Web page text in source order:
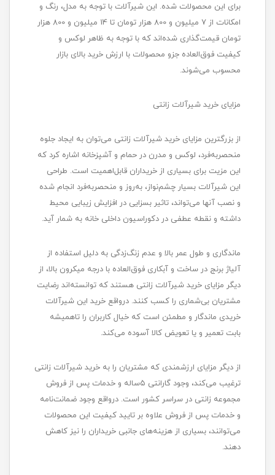
برای این محصولات شده. این شیرآلات با توجه به مدل، رنگ و
امکانات از 7 میلیون و 800 هزار تومان تا 14 میلیون و 800 هزار
تومان قیمت‌گذاری شده‌اند که با توجه به ظاهر لوکس و
کیفیت فوق‌العاده جزو محصولات با ارزش خرید بالای بازار
محسوب می‌شوند.
مزایای خرید شیرآلات زانتی
از بزرگترین مزایای خرید شیرآلات زانتی می‌توان به ایجاد جلوه
منحصربه‌فرد، لوکس و مدرن در حمام و آشپزخانه اشاره کرد که
این مزیت برای بسیاری از خریداران قابل‌اهمیت است. طراحی
این شیرآلات بسیار چشم‌نواز، به‌روز و منحصربه‌فرد انجام شده
و نصب آنها می‌تواند، تاثیر بسزایی در افزایش زیبایی محیط
داشته و نقطه عطفی در دکوراسیون داخلی خانه به شمار آید.
ماندگاری و طول عمر بالا و عدم زنگ‌زدگی به دلیل استفاده از
آلیاژ برنج در ساخت و آبکاری فوق‌العاده با درجه میکرون بالا، از
دیگر مزایای خرید شیرآلات زانتی هستند که توانسته‌اند رضایت
مشتریان بی‌شماری را کسب کنند. درواقع خرید این شیرآلات
خریدی ماندگار و مطمئن است که خیال کاربران را تاهمیشه
بابت تعمیر و یا تعویض کالا آسوده می‌کند.
از دیگر مزایای ارزشمندی که مشتریان را به خرید شیرآلات زانتی
ترغیب می‌کند، وجود گارانتی ۵ساله و خدمات پس از فروش
مجموعه زانتی در سراسر کشور است. درواقع وجود ضمانت‌نامه
و خدمات پس از فروش علاوه بر تایید کیفیت این محصولات
می‌‌توانند، بسیاری از هزینه‌های جانبی خریداران را نیز کاهش
دهند.